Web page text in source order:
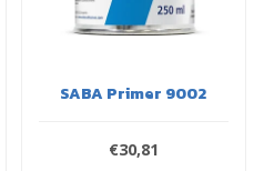
SABA Primer 9002
€30,81